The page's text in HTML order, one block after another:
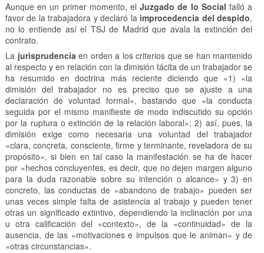
Aunque en un primer momento, elJuzgado de lo Social falló a
favor de la trabajadora y declaró la improcedencia del despido,
no lo entiende así el TSJ de Madrid que avala la extinción del
contrato.
La jurisprudenciaen orden a los criterios que se han mantenido
al respecto y en relación con la dimisión tácita de un trabajador se
ha resumido en doctrina más reciente diciendo que «1) «la
dimisión del trabajador no es preciso que se ajuste a una
declaración de voluntad formal», bastando que «la conducta
seguida por el mismo manifieste de modo indiscutido su opción
por la ruptura o extinción de la relación laboral»; 2) así, pues, la
dimisión exige como necesaria una voluntad del trabajador
«clara, concreta, consciente, firme y terminante, reveladora de su
propósito», si bien en tal caso la manifestación se ha de hacer
por «hechos concluyentes, es decir, que no dejen margen alguno
para la duda razonable sobre su intención o alcance» y 3) en
concreto, las conductas de «abandono de trabajo» pueden ser
unas veces simple falta de asistencia al trabajo y pueden tener
otras un significado extintivo, dependiendo la inclinación por una
u otra calificación del «contexto», de la «continuidad» de la
ausencia, de las «motivaciones e impulsos que le animan» y de
«otras circunstancias».